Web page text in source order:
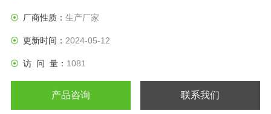
厂商性质： 生产厂家
更新时间： 2024-05-12
访 问 量： 1081
产品咨询 联系我们